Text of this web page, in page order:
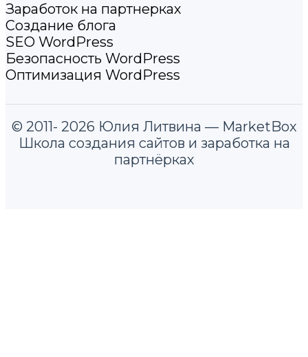
Заработок на партнерках
Создание блога
SEO WordPress
Безопасность WordPress
Оптимизация WordPress
© 2011- 2026 Юлия Литвина — MarketBox
Школа создания сайтов и заработка на
партнёрках